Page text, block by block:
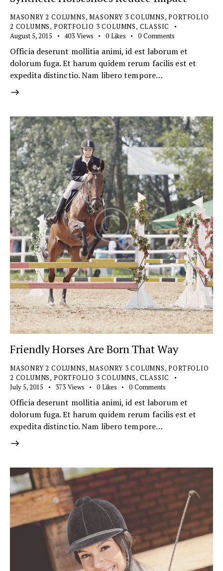
MASONRY 2 COLUMNS,MASONRY 3 COLUMNS,PORTFOLIO
2 COLUMNS, PORTFOLIO 3 COLUMNS, СLASSIC
August 5, 2015
403 Views 0 Likes 0 Comments
Officia deserunt mollitia animi, id est laborum et
dolorum fuga. Et harum quidem rerum facilis est et
expedita distinctio. Nam libero tempore…
Friendly Horses Are Born That Way
MASONRY 2 COLUMNS,MASONRY 3 COLUMNS,PORTFOLIO
2 COLUMNS, PORTFOLIO 3 COLUMNS, СLASSIC
July 5, 2015
373 Views 0 Likes 0 Comments
Officia deserunt mollitia animi, id est laborum et
dolorum fuga. Et harum quidem rerum facilis est et
expedita distinctio. Nam libero tempore…